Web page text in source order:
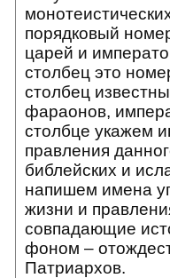
порядковый
царей и
столбец это
столбец
фараонов,
столбце укажем
правления
библейских и
напишем имена
жизни и
совпадающие
фоном –
Патриархов.